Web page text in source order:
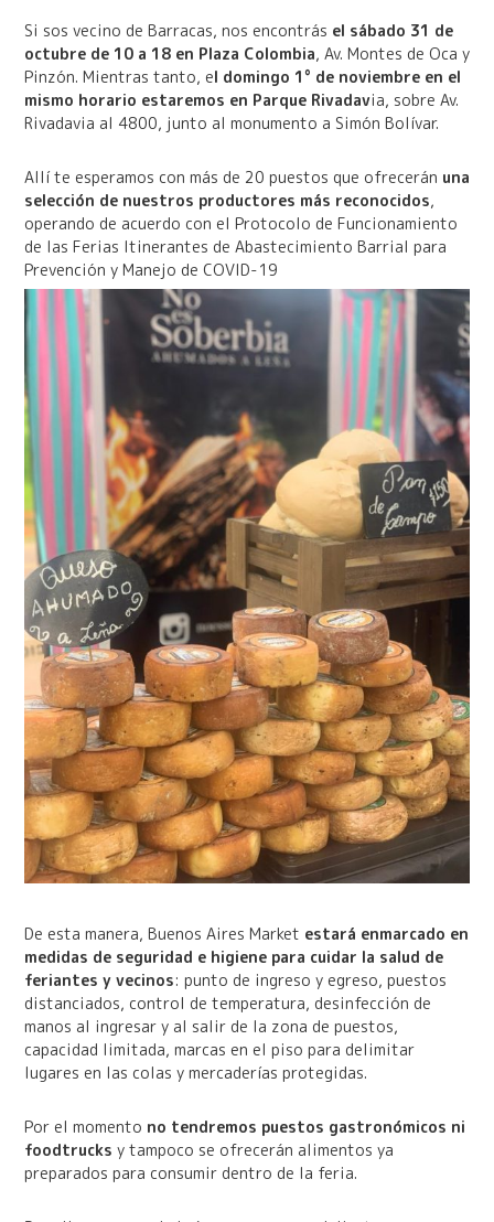
Si sos vecino de Barracas, nos encontrás el sábado 31 de
octubre de 10 a 18 en Plaza Colombia, Av. Montes de Oca y
Pinzón. Mientras tanto, el domingo 1° de noviembre en el
mismo horario estaremos en Parque Rivadavia, sobre Av.
Rivadavia al 4800, junto al monumento a Simón Bolívar.
Allí te esperamos con más de 20 puestos que ofrecerán una
selección de nuestros productores más reconocidos,
operando de acuerdo con el Protocolo de Funcionamiento
de las Ferias Itinerantes de Abastecimiento Barrial para
Prevención y Manejo de COVID-19
De esta manera, Buenos Aires Market estará enmarcado en
medidas de seguridad e higiene para cuidar la salud de
feriantes y vecinos: punto de ingreso y egreso, puestos
distanciados, control de temperatura, desinfección de
manos al ingresar y al salir de la zona de puestos,
capacidad limitada, marcas en el piso para delimitar
lugares en las colas y mercaderías protegidas.
Por el momento no tendremos puestos gastronómicos ni
foodtrucks y tampoco se ofrecerán alimentos ya
preparados para consumir dentro de la feria.